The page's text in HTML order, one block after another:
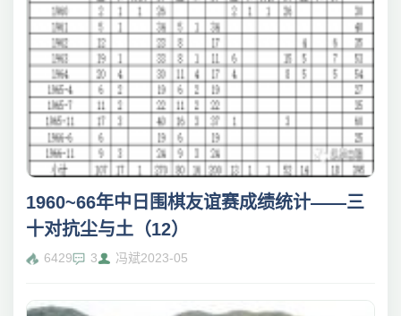
1960~66年中日围棋友谊赛成绩统计——三
十对抗尘与土（12）
6429 3 冯斌2023-05